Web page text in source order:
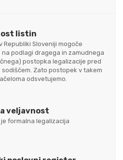
listin
Republiki Sloveniji mogoče
na podlagi dragega in zamudnega
postopka legalizacije pred
Zato postopek v takem
odsvetujemo.
veljavnost
formalna legalizacija